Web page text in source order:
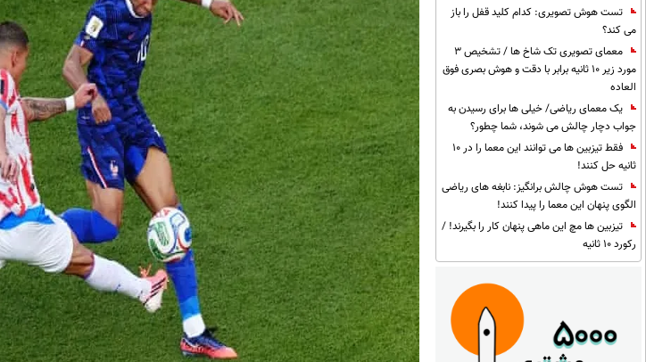
تست هوش تصویری: کدام کلید قفل را باز
می کند؟
معمای تصویری تک شاخ ها / تشخیص 3
مورد زیر 10 ثانیه برابر با دقت و هوش بصری فوق
العاده
یک معمای ریاضی/ خیلی ها برای رسیدن به
جواب دچار چالش می شوند، شما چطور؟
فقط تیزبین ها می توانند این معما را در 10
ثانیه حل کنند!
تست هوش چالش برانگیز: نابغه های ریاضی
الگوی پنهان این معما را پیدا کنند!
تیزبین ها مچ این ماهی پنهان کار را بگیرند! /
رکورد 10 ثانیه